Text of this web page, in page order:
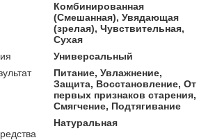
Комбинированная
(Смешанная), Увядающая
(зрелая), Чувствительная,
Сухая
Универсальный
Питание, Увлажнение,
Защита, Восстановление, От
первых признаков старения,
Смягчение, Подтягивание
Натуральная